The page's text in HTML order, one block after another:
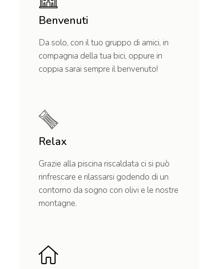
Benvenuti
Da solo, con il tuo gruppo di amici, in
compagnia della tua bici, oppure in
coppia sarai sempre il benvenuto!
Relax
Grazie alla piscina riscaldata ci si può
rinfrescare e rilassarsi godendo di un
contorno da sogno con olivi e le nostre
montagne.